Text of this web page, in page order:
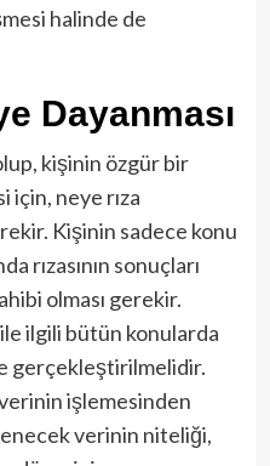
halinde de
Dayanması
kişinin özgür bir
için, neye rıza
Kişinin sadece konu
rızasının sonuçları
olması gerekir.
ilgili bütün konularda
gerçekleştirilmelidir.
işlemesinden
verinin niteliği,